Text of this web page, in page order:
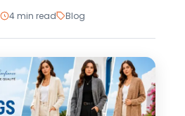
4 min read Blog